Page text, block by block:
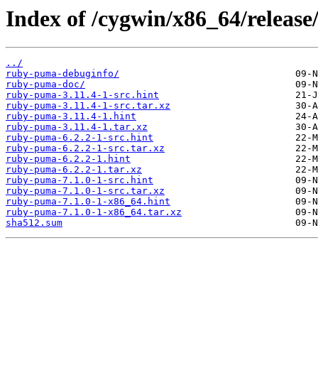
Index of /cygwin/x86_64/
../
ruby-puma-debuginfo/
ruby-puma-doc/
ruby-puma-3.11.4-1-src.hint
ruby-puma-3.11.4-1-src.tar.xz
ruby-puma-3.11.4-1.hint
ruby-puma-3.11.4-1.tar.xz
ruby-puma-6.2.2-1-src.hint
ruby-puma-6.2.2-1-src.tar.xz
ruby-puma-6.2.2-1.hint
ruby-puma-6.2.2-1.tar.xz
ruby-puma-7.1.0-1-src.hint
ruby-puma-7.1.0-1-src.tar.xz
ruby-puma-7.1.0-1-x86_64.hint
ruby-puma-7.1.0-1-x86_64.tar.xz
sha512.sum